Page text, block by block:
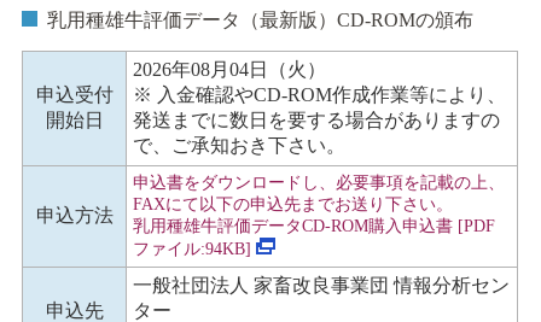
乳用種雄牛評価データ（最新版）CD-ROMの頒布
申込受付
開始日
2026年08月04日（火）
※ 入金確認やCD-ROM作成作業等により、
発送までに数日を要する場合がありますの
で、ご承知おき下さい。
申込方法
申込書をダウンロードし、必要事項を記載の上、
FAXにて以下の申込先までお送り下さい。
乳用種雄牛評価データCD-ROM購入申込書 [PDF
ファイル:94KB]
申込先
一般社団法人 家畜改良事業団 情報分析セン
ター